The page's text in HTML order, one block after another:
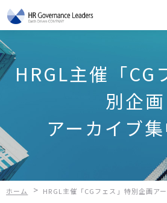
会社情報
サービス
人財・採用
お問い合わせ
HRGL主催「CG
別企画
アーカイブ
ホーム > HRGL主催「CGフェス」特別企画ア